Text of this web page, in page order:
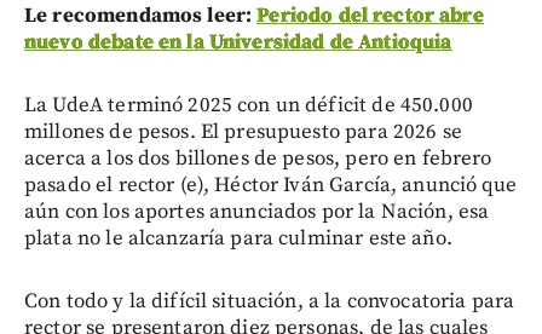
Le recomendamos leer:Periodo del rector abre
nuevo debate en la Universidad de Antioquia
La UdeA terminó 2025 con un déficit de 450.000
millones de pesos. El presupuesto para 2026 se
acerca a los dos billones de pesos, pero en febrero
pasado el rector (e), Héctor Iván García, anunció que
aún con los aportes anunciados por la Nación, esa
plata no le alcanzaría para culminar este año.
Con todo y la difícil situación, a la convocatoria para
rector se presentaron diez personas, de las cuales